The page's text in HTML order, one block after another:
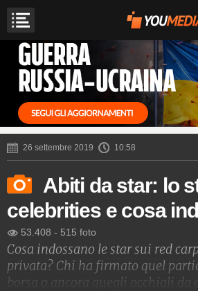
26 settembre 2019 10:58
Abiti da star: lo
celebrities e cosa
53.408 - 515 foto
Cosa indossano le star sui red
privata? Chi ha firmato quel
borsa o ancora quegli occhiali da